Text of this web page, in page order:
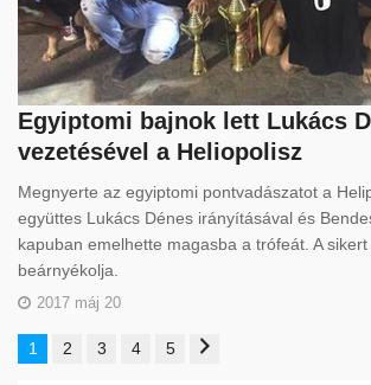
Egyiptomi bajnok lett Lukács
vezetésével a Heliopolisz
Megnyerte az egyiptomi pontvadászatot a
együttes Lukács Dénes irányításával és
kapuban emelhette magasba a trófeát. A
beárnyékolja.
2017 máj 20
1 2 3 4 5